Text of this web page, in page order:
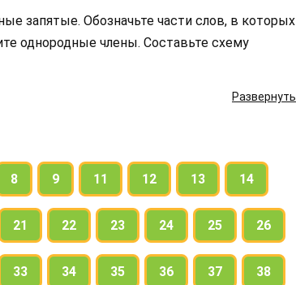
Развернуть
запятые. Обозначьте части слов, в которых
однородные члены. Составьте схему
8 9 11 12 13 14
21 22 23 24 25 26
33 34 35 36 37 38